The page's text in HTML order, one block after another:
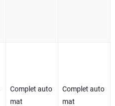
Complet auto
mat
Complet auto
mat